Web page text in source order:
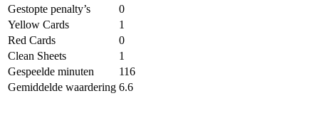
Gestopte penalty’s
0
Yellow Cards
1
Red Cards
0
Clean Sheets
1
Gespeelde minuten
116
Gemiddelde waardering 6.6